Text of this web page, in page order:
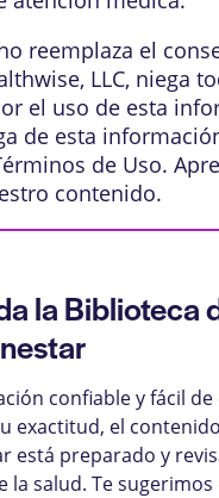
reemplaza el
LLC, niega
el uso de esta
de esta
de Uso.
contenido.
la Biblioteca
confiable y fácil
exactitud, el
está preparado y
la salud. Te sugerimos